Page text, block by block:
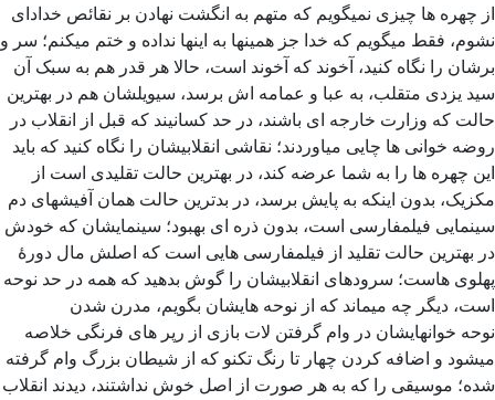
از چهره ها چیزی نمیگویم که متهم به انگشت نهادن بر نقائص خدادای
نشوم، فقط میگویم که خدا جز همینها به اینها نداده و ختم میکنم؛ سر و
برشان را نگاه کنید، آخوند که آخوند است، حالا هر قدر هم به سبک آن
سید یزدی متقلب، به عبا و عمامه اش برسد، سیویلشان هم در بهترین
حالت که وزارت خارجه ای باشند، در حد کسانیند که قبل از انقلاب در
روضه خوانی ها چایی میاوردند؛ نقاشی انقلابیشان را نگاه کنید که باید
این چهره ها را به شما عرضه کند، در بهترین حالت تقلیدی است از
مکزیک، بدون اینکه به پایش برسد، در بدترین حالت همان آفیشهای دم
سینمایی فیلمفارسی است، بدون ذره ای بهبود؛ سینمایشان که خودش
در بهترین حالت تقلید از فیلمفارسی هایی است که اصلش مال دورۀ
پهلوی هاست؛ سرودهای انقلابیشان را گوش بدهید که همه در حد نوحه
است، دیگر چه میماند که از نوحه هایشان بگویم، مدرن شدن
نوحه خوانهایشان در وام گرفتن لات بازی از رپر های فرنگی خلاصه
میشود و اضافه کردن چهار تا رنگ تکنو که از شیطان بزرگ وام گرفته
شده؛ موسیقی را که به هر صورت از اصل خوش نداشتند، دیدند انقلاب